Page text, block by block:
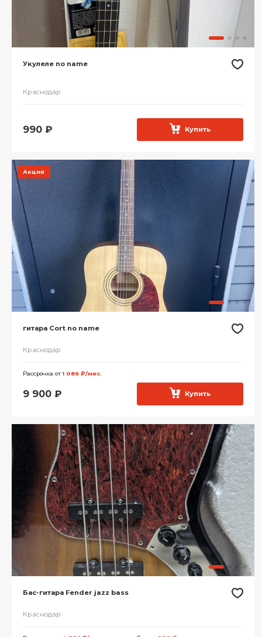
Укулеле no name
Краснодар
990 ₽ Купить
Акция
гитара Cort no name
Краснодар
Рассрочка от1 086 ₽/мес.
9 900 ₽ Купить
Бас-гитара Fender jazz bass
Краснодар